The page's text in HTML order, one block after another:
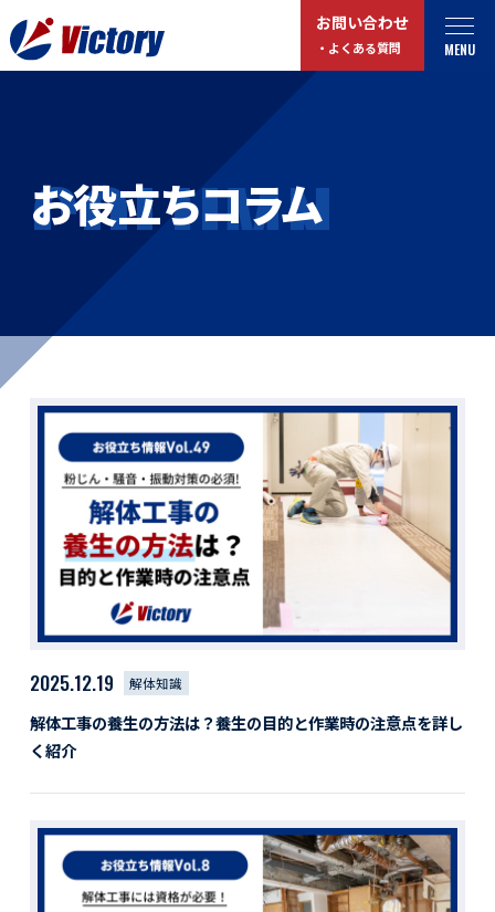
MENU
お問い合わせ
・よくある質問
事業紹介
総合解体 / 解体事業
産業廃棄物収集/ 運搬
企業概要
サステナビリティ
活動レポート
最新情報
お役立ちコラム
マイページログイン
採用情報
社員インタビュー
募集要項一覧
採用エントリー
よくある質問
Social link
お役立ちコラム
COLUMN
2025.12.19 解体知識
解体工事の養生の方法は？養生の目的と作業時の注意点を詳し
く紹介